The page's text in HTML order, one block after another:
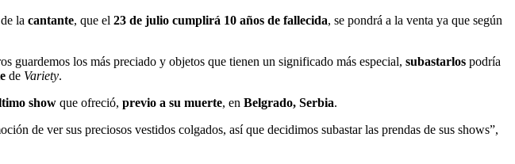
de la cantante, que el 23 de julio cumplirá 10 años de fallecida, se pondrá a la venta ya que según
guardemos los más preciado y objetos que tienen un significado más especial, subastarlos podría
de Variety.
show que ofreció, previo a su muerte, en Belgrado, Serbia.
de ver sus preciosos vestidos colgados, así que decidimos subastar las prendas de sus shows”,